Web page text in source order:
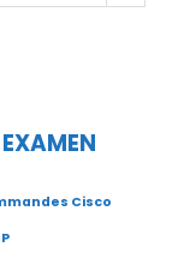
Cisco